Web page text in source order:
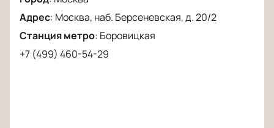
насладиться живым выступлением Елены Ваенги в
Театре Эстрады. Этот вечер обещает стать
особенным для всех, кто ценит настоящую музыку
и искренние эмоции.
Адрес: Москва, наб. Берсеневская, д. 20/2
Станция метро: Боровицкая
+7 (499) 460-54-29